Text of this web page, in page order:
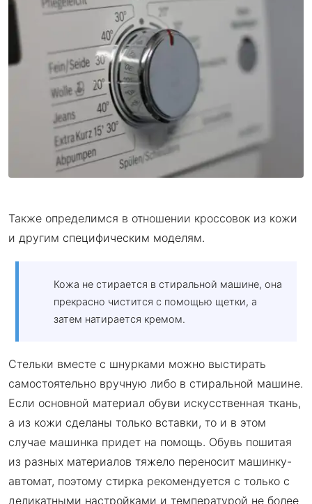
Также определимся в отношении кроссовок из кожи
и другим специфическим моделям.
Кожа не стирается в стиральной машине, она
прекрасно чистится с помощью щетки, а
затем натирается кремом.
Стельки вместе с шнурками можно выстирать
самостоятельно вручную либо в стиральной машине.
Если основной материал обуви искусственная ткань,
а из кожи сделаны только вставки, то и в этом
случае машинка придет на помощь. Обувь пошитая
из разных материалов тяжело переносит машинку-
автомат, поэтому стирка рекомендуется с только с
деликатными настройками и температурой не более